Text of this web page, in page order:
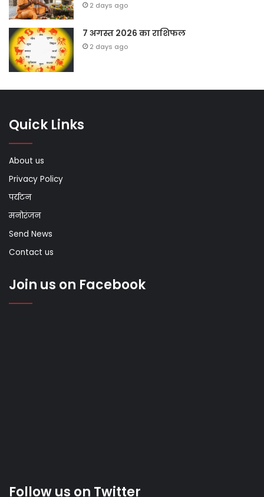
2 days ago
7 अगस्त 2026 का राशिफल
2 days ago
Quick Links
About us
Privacy Policy
पर्यटन
मनोरंजन
Send News
Contact us
Join us on Facebook
Follow us on Twitter